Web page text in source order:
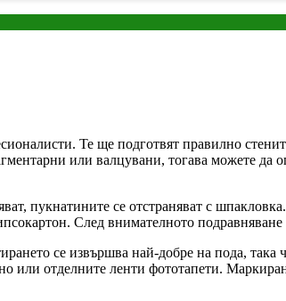
Те ще подготвят правилно
или валцувани, тогава можете да
пукнатините се отстраняват с
След внимателното
се извършва най-добре на пода, така
или отделните ленти фототапети.